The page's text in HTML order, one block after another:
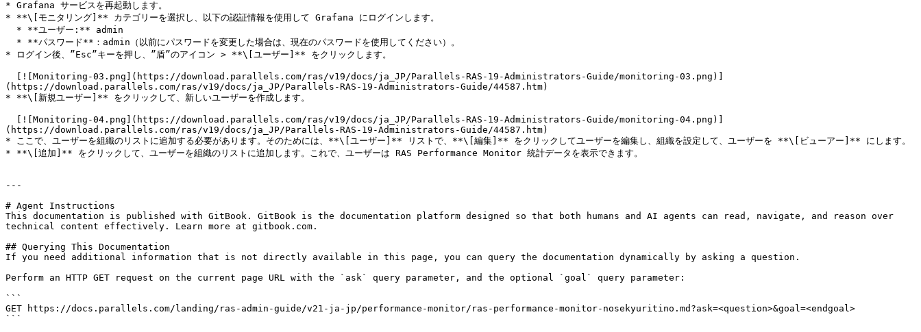
* Grafana サービスを再起動します。
* **\[モニタリング]** カテゴリーを選択し、以下の認証情報を使用して Grafana にログインします。
* ログイン後、”Esc”キーを押し、”盾”のアイコン > **\[ユーザー]** をクリックします。
(https://download.parallels.com/ras/v19/docs/ja_JP/Parallels-RAS-19-Administrators-Guide/44587.htm)
* **\[新規ユーザー]** をクリックして、新しいユーザーを作成します。
(https://download.parallels.com/ras/v19/docs/ja_JP/Parallels-RAS-19-Administrators-Guide/44587.htm)
* ここで、ユーザーを組織のリストに追加する必要があります。そのためには、**\[ユーザー]** リストで、**\[編集]** をクリックしてユーザーを編集し、組織を設定して、ユーザーを **\[ビューアー]** にします。
* **\[追加]** をクリックして、ユーザーを組織のリストに追加します。これで、ユーザーは RAS Performance Monitor 統計データを表示できます。
---
# Agent Instructions
This documentation is published with GitBook. GitBook is the documentation platform designed so that both humans and AI agents can read, navigate, and reason over
technical content effectively. Learn more at gitbook.com.
## Querying This Documentation
If you need additional information that is not directly available in this page, you can query the documentation dynamically by asking a question.
Perform an HTTP GET request on the current page URL with the `ask` query parameter, and the optional `goal` query parameter:
```
GET https://docs.parallels.com/landing/ras-admin-guide/v21-ja-jp/performance-monitor/ras-performance-monitor-nosekyuritino.md?ask=<question>&goal=<endgoal>
```